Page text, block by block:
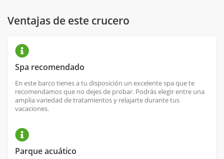
Ventajas de este crucero
Spa recomendado
En este barco tienes a tu disposición un excelente spa que te
recomendamos que no dejes de probar. Podrás elegir entre una
amplia variedad de tratamientos y relajarte durante tus
vacaciones.
Parque acuático